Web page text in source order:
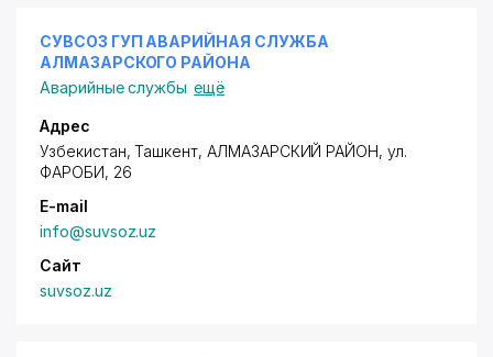
СУВСОЗ ГУП АВАРИЙНАЯ СЛУЖБА
АЛМАЗАРСКОГО РАЙОНА
Аварийные службы ещё
Адрес
Узбекистан, Ташкент, АЛМАЗАРСКИЙ РАЙОН,ул.
ФАРОБИ, 26
E-mail
info@suvsoz.uz
Сайт
suvsoz.uz